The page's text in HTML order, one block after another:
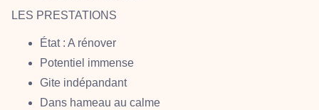
LES PRESTATIONS
État : A rénover
Potentiel immense
Gite indépandant
Dans hameau au calme